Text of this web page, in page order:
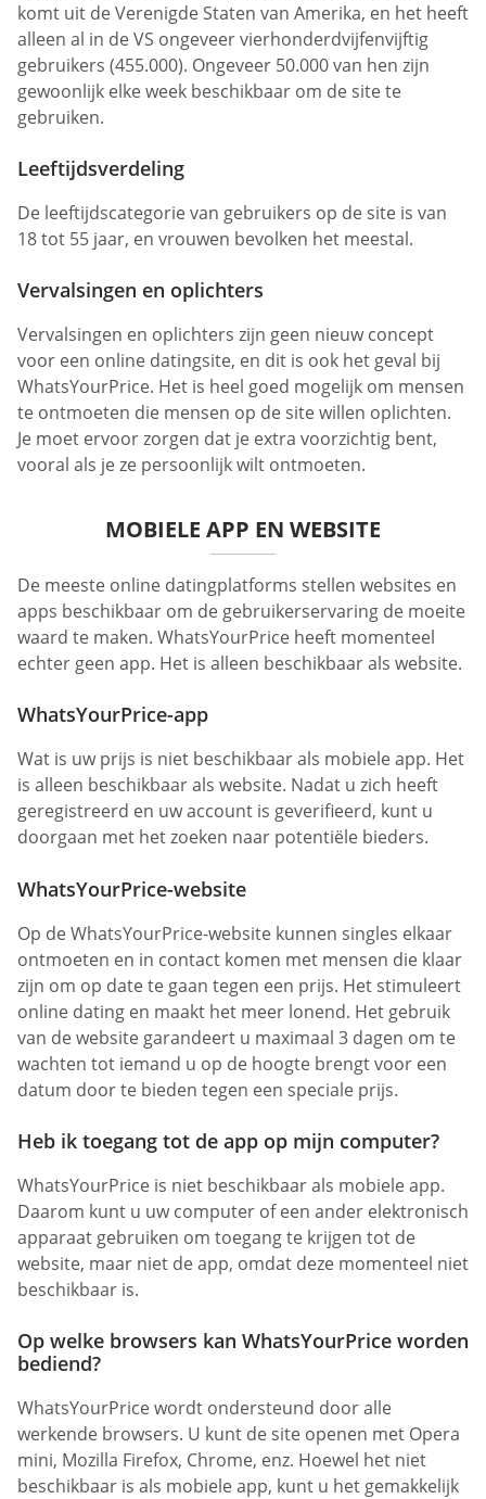
komt uit de Verenigde Staten van Amerika, en het heeft
alleen al in de VS ongeveer vierhonderdvijfenvijftig
gebruikers (455.000). Ongeveer 50.000 van hen zijn
gewoonlijk elke week beschikbaar om de site te
gebruiken.
Leeftijdsverdeling
De leeftijdscategorie van gebruikers op de site is van
18 tot 55 jaar, en vrouwen bevolken het meestal.
Vervalsingen en oplichters
Vervalsingen en oplichters zijn geen nieuw concept
voor een online datingsite, en dit is ook het geval bij
WhatsYourPrice. Het is heel goed mogelijk om mensen
te ontmoeten die mensen op de site willen oplichten.
Je moet ervoor zorgen dat je extra voorzichtig bent,
vooral als je ze persoonlijk wilt ontmoeten.
MOBIELE APP EN WEBSITE
De meeste online datingplatforms stellen websites en
apps beschikbaar om de gebruikerservaring de moeite
waard te maken. WhatsYourPrice heeft momenteel
echter geen app. Het is alleen beschikbaar als website.
WhatsYourPrice-app
Wat is uw prijs is niet beschikbaar als mobiele app. Het
is alleen beschikbaar als website. Nadat u zich heeft
geregistreerd en uw account is geverifieerd, kunt u
doorgaan met het zoeken naar potentiële bieders.
WhatsYourPrice-website
Op de WhatsYourPrice-website kunnen singles elkaar
ontmoeten en in contact komen met mensen die klaar
zijn om op date te gaan tegen een prijs. Het stimuleert
online dating en maakt het meer lonend. Het gebruik
van de website garandeert u maximaal 3 dagen om te
wachten tot iemand u op de hoogte brengt voor een
datum door te bieden tegen een speciale prijs.
Heb ik toegang tot de app op mijn computer?
WhatsYourPrice is niet beschikbaar als mobiele app.
Daarom kunt u uw computer of een ander elektronisch
apparaat gebruiken om toegang te krijgen tot de
website, maar niet de app, omdat deze momenteel niet
beschikbaar is.
Op welke browsers kan WhatsYourPrice worden
bediend?
WhatsYourPrice wordt ondersteund door alle
werkende browsers. U kunt de site openen met Opera
mini, Mozilla Firefox, Chrome, enz. Hoewel het niet
beschikbaar is als mobiele app, kunt u het gemakkelijk